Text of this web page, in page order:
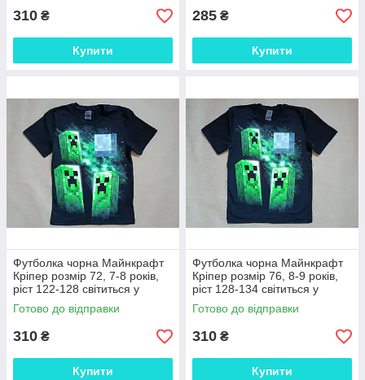
310 ₴
Купити
285 ₴
Купити
Футболка чорна Майнкрафт
Кріпер розмір 72, 7-8 років,
ріст 122-128 світиться у
темряві
Готово до відправки
310 ₴
Купити
Футболка чорна Майнкрафт
Кріпер розмір 76, 8-9 років,
ріст 128-134 світиться у
темряві
Готово до відправки
310 ₴
Купити